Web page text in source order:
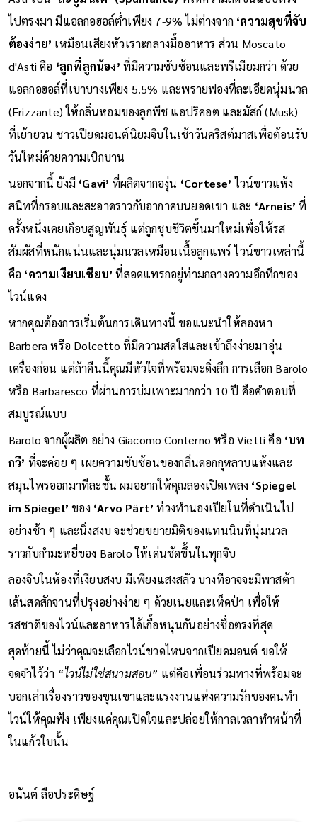
ไปตรงมา มีแอลกอฮอล์ต่ำเพียง 7-9% ไม่ต่างจาก ‘ความสุขที่จับ
ต้องง่าย’ เหมือนเสียงหัวเราะกลางมื้ออาหาร ส่วน Moscato
d'Asti คือ ‘ลูกพี่ลูกน้อง’ ที่มีความซับซ้อนและพรีเมียมกว่า ด้วย
แอลกอฮอล์ที่เบาบางเพียง 5.5% และพรายฟองที่ละเอียดนุ่มนวล
(Frizzante) ให้กลิ่นหอมของลูกพีช แอปริคอต และมัสก์ (Musk)
ที่เย้ายวน ชาวเปียดมอนต์นิยมจิบในเช้าวันคริสต์มาสเพื่อต้อนรับ
วันใหม่ด้วยความเบิกบาน
นอกจากนี้ ยังมี ‘Gavi’ ที่ผลิตจากองุ่น ‘Cortese’ไวน์ขาวแห้ง
สนิทที่กรอบและสะอาดราวกับอากาศบนยอดเขา และ ‘Arneis’ที่
ครั้งหนึ่งเคยเกือบสูญพันธุ์ แต่ถูกชุบชีวิตขึ้นมาใหม่เพื่อให้รส
สัมผัสที่หนักแน่นและนุ่มนวลเหมือนเนื้อลูกแพร์ ไวน์ขาวเหล่านี้
คือ ‘ความเงียบเชียบ’ที่สอดแทรกอยู่ท่ามกลางความอึกทึกของ
ไวน์แดง
หากคุณต้องการเริ่มต้นการเดินทางนี้ ขอแนะนำให้ลองหา
Barbera หรือ Dolcetto ที่มีความสดใสและเข้าถึงง่ายมาอุ่น
เครื่องก่อน แต่ถ้าคืนนี้คุณมีหัวใจที่พร้อมจะดิ่งลึก การเลือก Barolo
หรือ Barbaresco ที่ผ่านการบ่มเพาะมากกว่า 10 ปี คือคำตอบที่
สมบูรณ์แบบ
Barolo จากผู้ผลิต อย่าง Giacomo Conterno หรือ Vietti คือ ‘บท
กวี’ ที่จะค่อย ๆ เผยความซับซ้อนของกลิ่นดอกกุหลาบแห้งและ
สมุนไพรออกมาทีละชั้น ผมอยากให้คุณลองเปิดเพลง ‘Spiegel
im Spiegel’ ของ ‘Arvo Pärt’ท่วงทำนองเปียโนที่ดำเนินไป
อย่างช้า ๆ และนิ่งสงบ จะช่วยขยายมิติของแทนนินที่นุ่มนวล
ราวกับกำมะหยี่ของ Barolo ให้เด่นชัดขึ้นในทุกจิบ
ลองจิบในห้องที่เงียบสงบ มีเพียงแสงสลัว บางทีอาจจะมีพาสต้า
เส้นสดสักจานที่ปรุงอย่างง่าย ๆ ด้วยเนยและเห็ดป่า เพื่อให้
รสชาติของไวน์และอาหารได้เกื้อหนุนกันอย่างซื่อตรงที่สุด
สุดท้ายนี้ ไม่ว่าคุณจะเลือกไวน์ขวดไหนจากเปียดมอนต์ ขอให้
จดจำไว้ว่า “ไวน์ไม่ใช่สนามสอบ” แต่คือเพื่อนร่วมทางที่พร้อมจะ
บอกเล่าเรื่องราวของขุนเขาและแรงงานแห่งความรักของคนทำ
ไวน์ให้คุณฟัง เพียงแค่คุณเปิดใจและปล่อยให้กาลเวลาทำหน้าที่
ในแก้วใบนั้น
อนันต์ ลือประดิษฐ์